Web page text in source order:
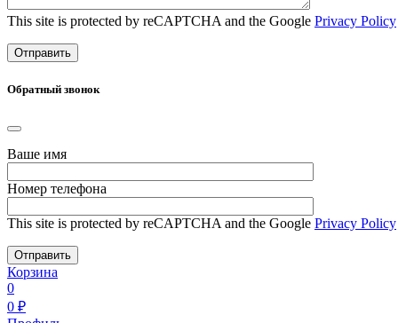
This site is protected by reCAPTCHA and the Google Privacy Policy
Обратный звонок
Ваше имя
Номер телефона
This site is protected by reCAPTCHA and the Google Privacy Policy
Корзина
0
0 ₽